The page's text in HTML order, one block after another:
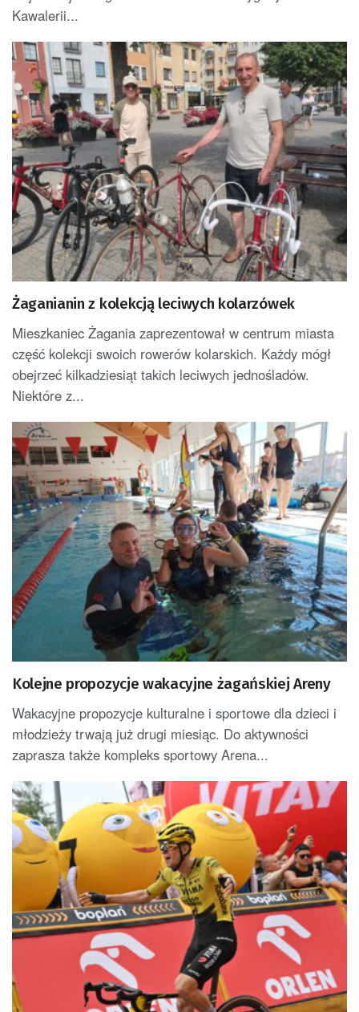
Kawalerii...
Żaganianin z kolekcją leciwych kolarzówek
Mieszkaniec Żagania zaprezentował w centrum miasta
część kolekcji swoich rowerów kolarskich. Każdy mógł
obejrzeć kilkadziesiąt takich leciwych jednośladów.
Niektóre z...
Kolejne propozycje wakacyjne żagańskiej Areny
Wakacyjne propozycje kulturalne i sportowe dla dzieci i
młodzieży trwają już drugi miesiąc. Do aktywności
zaprasza także kompleks sportowy Arena...